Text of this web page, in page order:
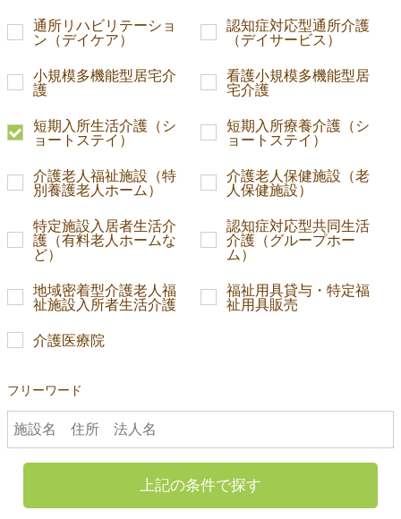
通所リハビリテーショ
ン（デイケア）
認知症対応型通所介護
（デイサービス）
小規模多機能型居宅介
護
看護小規模多機能型居
宅介護
短期入所生活介護（シ
ョートステイ）
短期入所療養介護（シ
ョートステイ）
介護老人福祉施設（特
別養護老人ホーム）
介護老人保健施設（老
人保健施設）
特定施設入居者生活介
護（有料老人ホームな
ど）
認知症対応型共同生活
介護（グループホー
ム）
地域密着型介護老人福
祉施設入所者生活介護
福祉用具貸与・特定福
祉用具販売
介護医療院
フリーワード
上記の条件で探す